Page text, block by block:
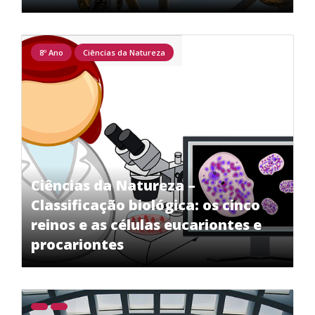
Ciências da Natureza –
Classificação biológica: os cinco
reinos e as células eucariontes e
procariontes
8º Ano Ciências da Natureza